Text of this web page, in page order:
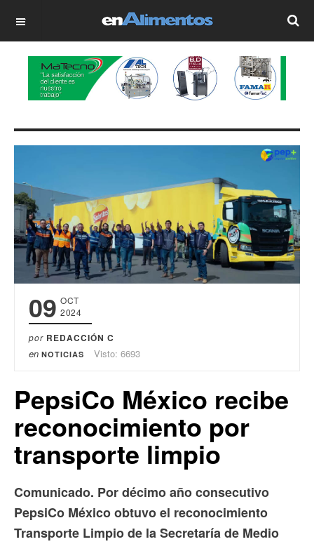
OFF CANVAS
09 OCT
2024
por REDACCIÓN C
en NOTICIAS Visto: 6693
PepsiCo México recibe
reconocimiento por
transporte limpio
Comunicado. Por décimo año consecutivo
PepsiCo México obtuvo el reconocimiento
Transporte Limpio de la Secretaría de Medio